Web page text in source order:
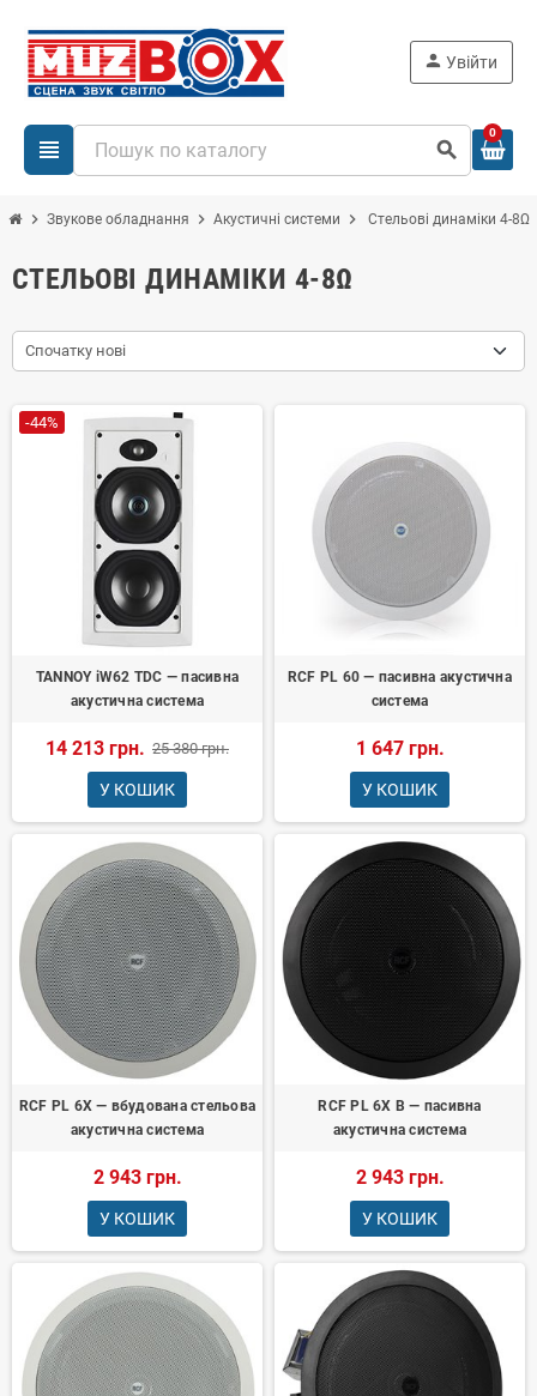
view_headline search
person Увійти
0
chevron_right Звукове обладнання chevron_right Акустичні системи chevron_right Стельові динаміки 4-8Ω
СТЕЛЬОВІ ДИНАМІКИ 4-8Ω
Спочатку нові
-44%
TANNOY iW62 TDC — пасивна
акустична система
14 213 грн. 25 380 грн.
У КОШИК
RCF PL 60 — пасивна акустична
система
1 647 грн.
У КОШИК
RCF PL 6X — вбудована стельова
акустична система
2 943 грн.
У КОШИК
RCF PL 6X B — пасивна
акустична система
2 943 грн.
У КОШИК